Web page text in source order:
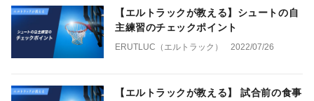
【エルトラックが教える】シュートの自
主練習のチェックポイント
ERUTLUC（エルトラック） 2022/07/26
【エルトラックが教える】 試合前の食事